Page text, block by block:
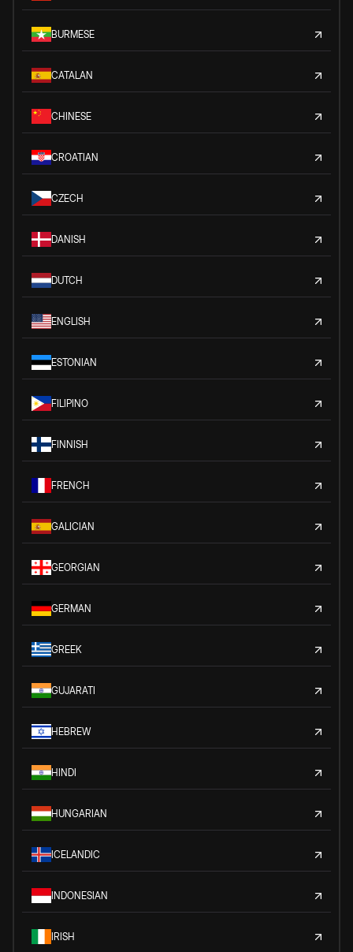
BURMESE
CATALAN
CHINESE
CROATIAN
CZECH
DANISH
DUTCH
ENGLISH
ESTONIAN
FILIPINO
FINNISH
FRENCH
GALICIAN
GEORGIAN
GERMAN
GREEK
GUJARATI
HEBREW
HINDI
HUNGARIAN
ICELANDIC
INDONESIAN
IRISH